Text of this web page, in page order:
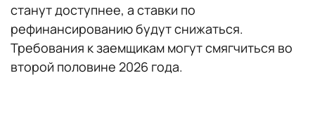
станут доступнее, а ставки по
рефинансированию будут снижаться.
Требования к заемщикам могут смягчиться во
второй половине 2026 года.